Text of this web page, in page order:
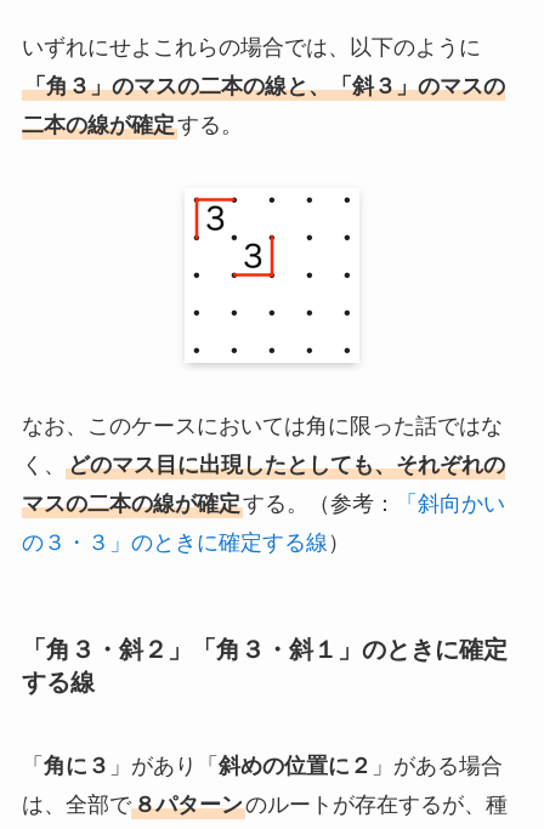
いずれにせよこれらの場合では、以下のように
「角３」のマスの二本の線と、「斜３」のマスの
二本の線が確定する。
なお、このケースにおいては角に限った話ではな
く、 どのマス目に出現したとしても、それぞれの
マスの二本の線が確定する。（参考：
「斜向かい
の３・３」のときに確定する線 ）
「角３・斜２」「角３・斜１」のときに確定
する線
「 角に３ 」があり「 斜めの位置に２ 」がある場合
は、全部で８パターンのルートが存在するが、種